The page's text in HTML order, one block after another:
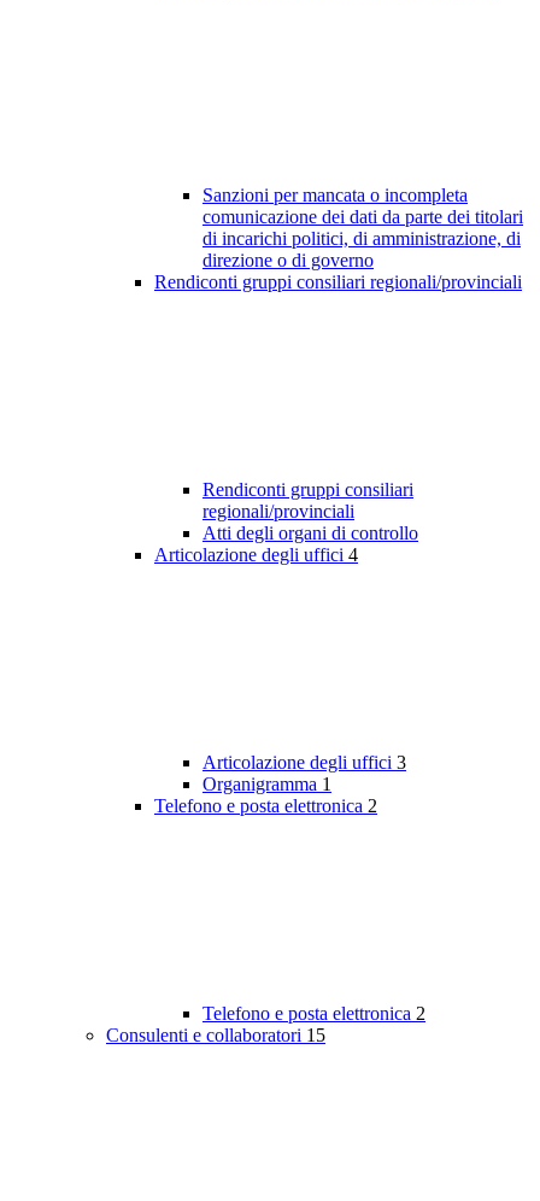
Sanzioni per mancata o incompleta
comunicazione dei dati da parte dei titolari
di incarichi politici, di amministrazione, di
direzione o di governo
Rendiconti gruppi consiliari regionali/provinciali
Rendiconti gruppi consiliari
regionali/provinciali
Atti degli organi di controllo
Articolazione degli uffici 4
Articolazione degli uffici 3
Organigramma 1
Telefono e posta elettronica 2
Telefono e posta elettronica 2
Consulenti e collaboratori 15